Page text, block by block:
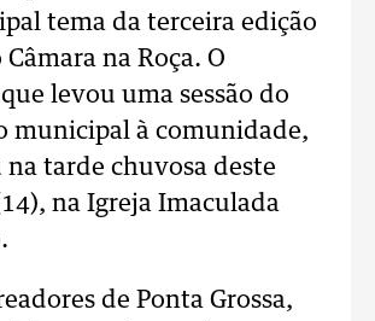
tema da terceira edição
na Roça. O
levou uma sessão do
municipal à comunidade,
na tarde chuvosa deste
na Igreja Imaculada
de Ponta Grossa,